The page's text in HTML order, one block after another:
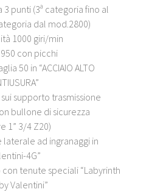
punti (3ª categoria fino al
dal mod.2800)
1000 giri/min
con picchi
50 in “ACCIAIO ALTO
supporto trasmissione
bullone di sicurezza
1” 3/4 Z20)
laterale ad ingranaggi in
4G”
tenute speciali “Labyrinth
Valentini”